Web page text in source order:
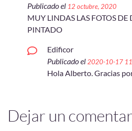
Publicado el 12 octubre, 2020
MUY LINDAS LAS FOTOS DE
PINTADO
Edificor
Publicado el 2020-10-17
Hola Alberto. Gracias
Dejar un